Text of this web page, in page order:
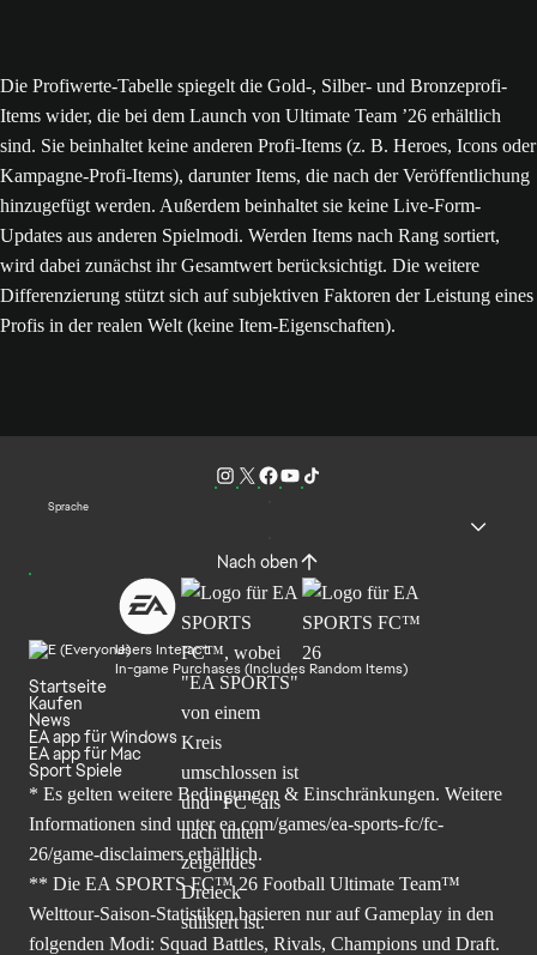
Die Profiwerte-Tabelle spiegelt die Gold-, Silber- und Bronzeprofi-
Items wider, die bei dem Launch von Ultimate Team ’26 erhältlich
sind. Sie beinhaltet keine anderen Profi-Items (z. B. Heroes, Icons oder
Kampagne-Profi-Items), darunter Items, die nach der Veröffentlichung
hinzugefügt werden. Außerdem beinhaltet sie keine Live-Form-
Updates aus anderen Spielmodi. Werden Items nach Rang sortiert,
wird dabei zunächst ihr Gesamtwert berücksichtigt. Die weitere
Differenzierung stützt sich auf subjektiven Faktoren der Leistung eines
Profis in der realen Welt (keine Item-Eigenschaften).
Sprache
Nach oben
Users Interact
In-game Purchases (Includes Random Items)
Startseite
Kaufen
News
EA app für Windows
EA app für Mac
Sport Spiele
* Es gelten weitere Bedingungen & Einschränkungen. Weitere
Informationen sind unterea.com/games/ea-sports-fc/fc-
26/game-disclaimers erhältlich.
** Die EA SPORTS FC™ 26 Football Ultimate Team™
Welttour-Saison-Statistiken basieren nur auf Gameplay in den
folgenden Modi: Squad Battles, Rivals, Champions und Draft.